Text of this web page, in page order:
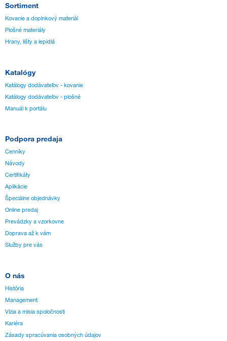
Sortiment
Kovanie a doplnkový materiál
Plošné materiály
Hrany, lišty a lepidlá
Katalógy
Katálogy dodávateľov - kovanie
Katálogy dodávateľov - plošné
Manuál k portálu
Podpora predaja
Cenníky
Návody
Certifikáty
Aplikácie
Špeciálne objednávky
Online predaj
Prevádzky a vzorkovne
Doprava až k vám
Služby pre vás
O nás
História
Management
Vízia a misia spoločnosti
Kariéra
Zásady spracúvania osobných údajov